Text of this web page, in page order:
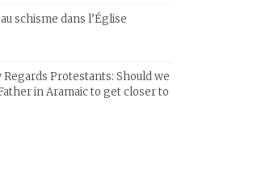
schisme dans l’Église
Protestants: Should we
in Aramaic to get closer to